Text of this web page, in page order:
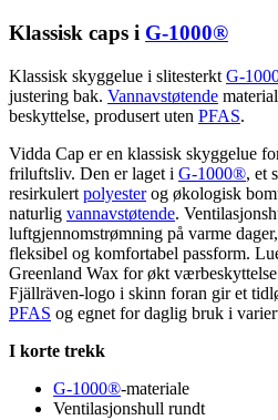
Klassisk caps i G-1000®
Klassisk skyggelue i slitesterkt G-
justering bak. Vannavstøtende
beskyttelse, produsert uten PFAS.
Vidda Cap er en klassisk skyggelue
friluftsliv. Den er laget i G-1000®, et
resirkulert polyesterog økologisk bom
naturlig vannavstøtende. Ventilasjonsh
luftgjennomstrømning på varme
fleksibel og komfortabel passform.
Greenland Wax for økt
Fjällräven-logo i skinn foran gir et
PFAS og egnet for daglig bruk i
I korte trekk
G-1000®-materiale
Ventilasjonshull rundt